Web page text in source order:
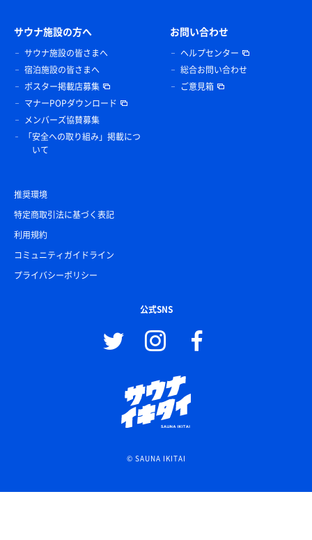
サウナ施設の方へ
サウナ施設の皆さまへ
宿泊施設の皆さまへ
ポスター掲載店募集
マナーPOPダウンロード
メンバーズ協賛募集
「安全への取り組み」掲載につ
いて
お問い合わせ
ヘルプセンター
総合お問い合わせ
ご意見箱
推奨環境
特定商取引法に基づく表記
利用規約
コミュニティガイドライン
プライバシーポリシー
公式SNS
© SAUNA IKITAI